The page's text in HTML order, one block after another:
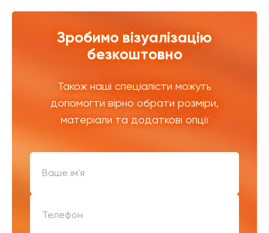
Зробимо візуалізацію
безкоштовно
Також наші спеціалісти можуть
допомогти вірно обрати розміри,
матеріали та додаткові опції